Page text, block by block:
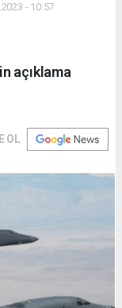
- 10:57
açıklama
OL